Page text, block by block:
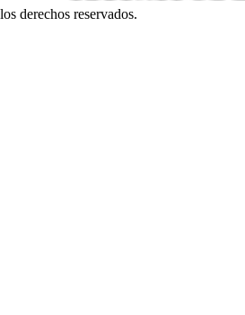
derechos reservados.